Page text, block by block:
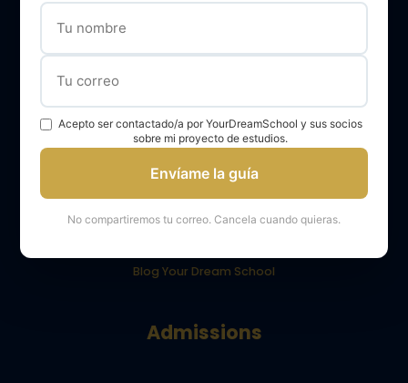
Nuestros servicios
El equipo YourDreamSchool
YourDreamSchool, un socio para su éxito
Obtener apoyo
Blog Your Dream School
Admissions
Acepto ser contactado/a por YourDreamSchool y sus socios
sobre mi proyecto de estudios.
Envíame la guía
No compartiremos tu correo. Cancela cuando quieras.